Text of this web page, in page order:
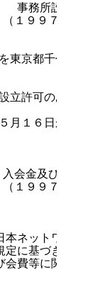
務所設置に関す
９９７年５月１
東京都千代田区神
立許可のあった日
月１６日から施行
金及び会費等に
９９７年５月１
ネットワークイ
に基づき、社団
費等に関する必